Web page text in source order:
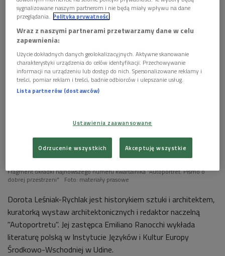
 06'18
Michał Zadara i Paulina Holtz o spektaklu "Biblia".
Rozmawia Monika Zając (Wybieram Dwójkę)
 12'28
Relacja Marcina Mindykowskiego z przeglądu
filmowego "(Nie)pokój Moralny" w Gdańsku
Jan Kanty Pawluśkiewicz o Kaszubach (Wybieram
Dwójkę)
Fragment okładki najnowszego numeru kwartalnika "Autoportret. Pismo o
dobrej przestrzeni"
Foto: materiały prasowe
Dorota Leśniak-Rychlak jest historykiem sztuki i architektem,
kuratorką wystaw architektonicznych i redaktor naczelną
"Autoportretu". Jej zastępca Emiliano Ranocchi wykłada
literaturę polską w Instytucie Języków i Kultur Europy
Środkowo-Wschodniej w Udine.
sygnalizowane naszym partnerom i nie będą miały wpływu na dane
przeglądania. Polityka prywatności
Wraz z naszymi partnerami przetwarzamy dane w celu
zapewnienia:
Użycie dokładnych danych geolokalizacyjnych. Aktywne skanowanie
charakterystyki urządzenia do celów identyfikacji. Przechowywanie
informacji na urządzeniu lub dostęp do nich. Spersonalizowane reklamy i
treści, pomiar reklam i treści, badnie odbiorców i ulepszanie usług.
Lista partnerów (dostawców)
Ustawienia zaawansowane
Odrzucenie wszystkich Akceptuję wszystkie